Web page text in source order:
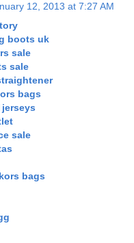
12, 2013 at 7:27 AM
boots uk
sale
sale
bags
sale
bags